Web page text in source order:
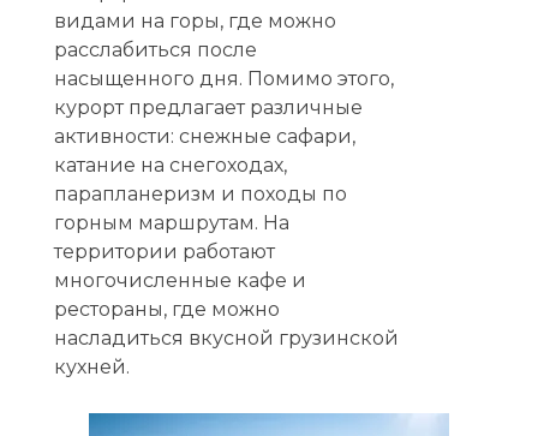
видами на горы, где можно
расслабиться после
насыщенного дня. Помимо этого,
курорт предлагает различные
активности: снежные сафари,
катание на снегоходах,
парапланеризм и походы по
горным маршрутам. На
территории работают
многочисленные кафе и
рестораны, где можно
насладиться вкусной грузинской
кухней.